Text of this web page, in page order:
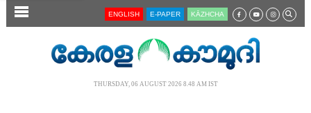
SECTIONS ENGLISH E-PAPER KĀZHCHA
THURSDAY, 06 AUGUST 2026 8.48 AM IST